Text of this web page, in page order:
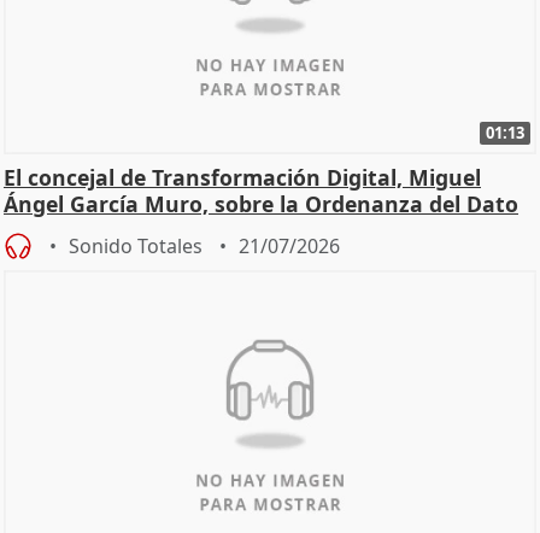
01:13
El concejal de Transformación Digital, Miguel
Ángel García Muro, sobre la Ordenanza del Dato
Sonido Totales 21/07/2026